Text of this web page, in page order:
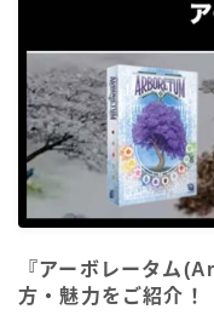
『アーボレータム
方・魅力をご紹介！